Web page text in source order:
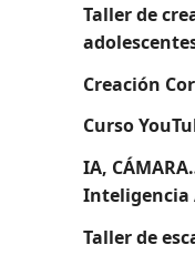
Taller de
Creación
Curso
IA,
Inteligencia
Taller de